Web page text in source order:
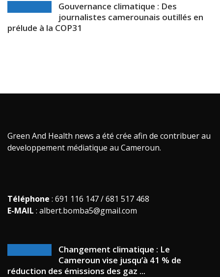
Gouvernance climatique : Des
journalistes camerounais outillés en
prélude à la COP31
Green And Health news a été crée afin de contribuer au
developpement médiatique au Cameroun.
Téléphone : 691 116 147 / 681 517 468
E-MAIL : albert.bomba5@gmail.com
Changement climatique : Le
Cameroun vise jusqu’à 41 % de
réduction des émissions des gaz ...